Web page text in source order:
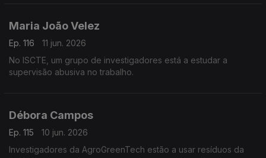
Maria João Velez
Ep. 116
11 jun. 2026
No ISCTE, um grupo de investigadores está a estudar a
supervisão abusiva no trabalho.
Débora Campos
Ep. 115
10 jun. 2026
Investigadores da AgroGreenTech estão a usar resíduos da